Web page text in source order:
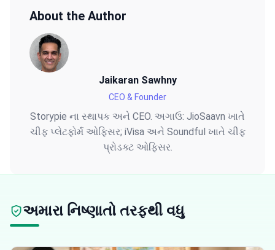
About the Author
Jaikaran Sawhny
CEO & Founder
Storypie ના સ્થાપક અને CEO. અગાઉ: JioSaavn ખાતે
ચીફ પ્લેટફોર્મ ઓફિસર; iVisa અને Soundful ખાતે ચીફ
પ્રોડક્ટ ઓફિસર.
અમારા નિષ્ણાતો તરફથી વધુ